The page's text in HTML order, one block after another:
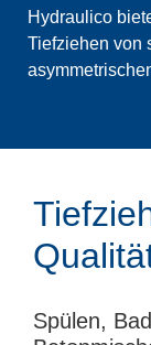
Hydraulico
Tiefziehen von
Spülen,